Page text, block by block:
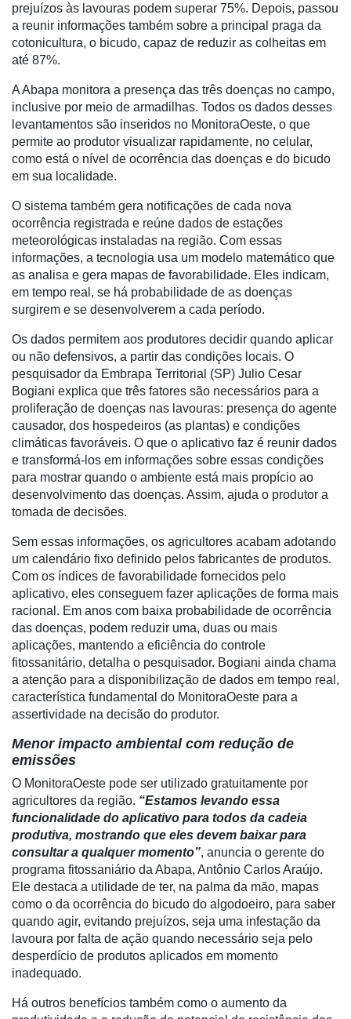
conta
Destaque
Mercado
Troca
de
Artigos
Agenda
Agricultura
Precisão
Automação
Robótica
Conectividade
Dados
e
Análise
E-
Informatização
da
Agricultura
Vertical
Software
Empresarial
Tecnologia
para
Recursos
Membros
Liberali
Netrin
Néctar
Tecprime
Agro
Lean
Way
Consulting
Manager
prejuízos às lavouras podem superar 75%. Depois, passou
a reunir informações também sobre a principal praga da
cotonicultura, o bicudo, capaz de reduzir as colheitas em
até 87%.
A Abapa monitora a presença das três doenças no campo,
inclusive por meio de armadilhas. Todos os dados desses
levantamentos são inseridos no MonitoraOeste, o que
permite ao produtor visualizar rapidamente, no celular,
como está o nível de ocorrência das doenças e do bicudo
em sua localidade.
O sistema também gera notificações de cada nova
ocorrência registrada e reúne dados de estações
meteorológicas instaladas na região. Com essas
informações, a tecnologia usa um modelo matemático que
as analisa e gera mapas de favorabilidade. Eles indicam,
em tempo real, se há probabilidade de as doenças
surgirem e se desenvolverem a cada período.
Os dados permitem aos produtores decidir quando aplicar
ou não defensivos, a partir das condições locais. O
pesquisador da Embrapa Territorial (SP) Julio Cesar
Bogiani explica que três fatores são necessários para a
proliferação de doenças nas lavouras: presença do agente
causador, dos hospedeiros (as plantas) e condições
climáticas favoráveis. O que o aplicativo faz é reunir dados
e transformá-los em informações sobre essas condições
para mostrar quando o ambiente está mais propício ao
desenvolvimento das doenças. Assim, ajuda o produtor a
tomada de decisões.
Sem essas informações, os agricultores acabam adotando
um calendário fixo definido pelos fabricantes de produtos.
Com os índices de favorabilidade fornecidos pelo
aplicativo, eles conseguem fazer aplicações de forma mais
racional. Em anos com baixa probabilidade de ocorrência
das doenças, podem reduzir uma, duas ou mais
aplicações, mantendo a eficiência do controle
fitossanitário, detalha o pesquisador. Bogiani ainda chama
a atenção para a disponibilização de dados em tempo real,
característica fundamental do MonitoraOeste para a
assertividade na decisão do produtor.
Menor impacto ambiental com redução de
emissões
O MonitoraOeste pode ser utilizado gratuitamente por
agricultores da região. “Estamos levando essa
funcionalidade do aplicativo para todos da cadeia
produtiva, mostrando que eles devem baixar para
consultar a qualquer momento”, anuncia o gerente do
programa fitossaniário da Abapa, Antônio Carlos Araújo.
Ele destaca a utilidade de ter, na palma da mão, mapas
como o da ocorrência do bicudo do algodoeiro, para saber
quando agir, evitando prejuízos, seja uma infestação da
lavoura por falta de ação quando necessário seja pelo
desperdício de produtos aplicados em momento
inadequado.
Há outros benefícios também como o aumento da